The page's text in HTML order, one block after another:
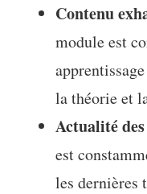
Contenu
module est
la théorie et
Actualité
est
les dernières